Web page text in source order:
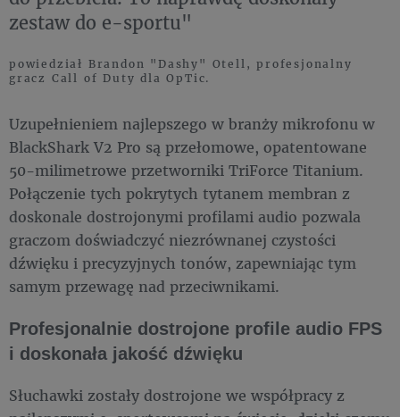
zestaw do e-sportu"
powiedział Brandon "Dashy" Otell, profesjonalny
gracz Call of Duty dla OpTic.
Uzupełnieniem najlepszego w branży mikrofonu w
BlackShark V2 Pro są przełomowe, opatentowane
50-milimetrowe przetworniki TriForce Titanium.
Połączenie tych pokrytych tytanem membran z
doskonale dostrojonymi profilami audio pozwala
graczom doświadczyć niezrównanej czystości
dźwięku i precyzyjnych tonów, zapewniając tym
samym przewagę nad przeciwnikami.
Profesjonalnie dostrojone profile audio FPS
i doskonała jakość dźwięku
Słuchawki zostały dostrojone we współpracy z